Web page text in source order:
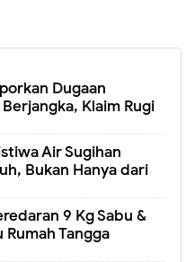
Dugaan
Klaim Rugi
Air Sugihan
Bukan Hanya dari
9 Kg Sabu &
Tangga